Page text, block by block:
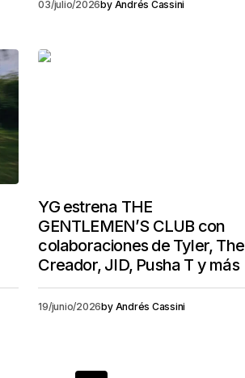
03/julio/2026by Andrés Cassini
YG estrena THE
GENTLEMEN’S CLUB con
colaboraciones de Tyler, The
Creador, JID, Pusha T y más
19/junio/2026by Andrés Cassini